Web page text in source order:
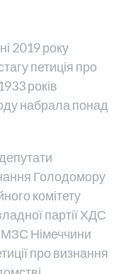
2019 року
петиція про
років
набрала понад
Голодомору
комітету
партії ХДС
Німеччини
про визнання